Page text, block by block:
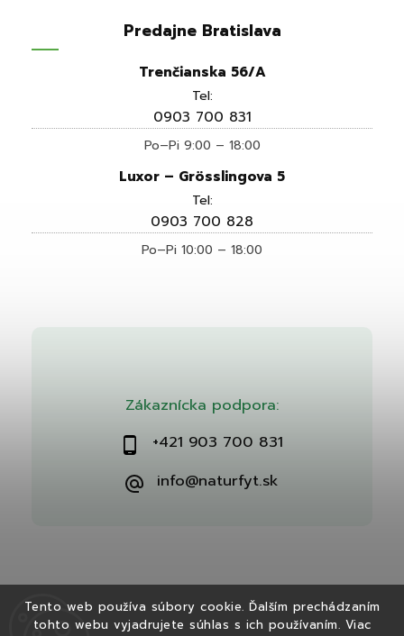
Tento web používa súbory cookie. Ďalším prechádzaním
tohto webu vyjadrujete súhlas s ich používaním. Viac
Zákaznícka podpora:
+421 903 700 831
info@naturfyt.sk
Predajne Bratislava
Trenčianska 56/A
Tel:
0903 700 831
Po–Pi 9:00 – 18:00
Luxor – Grösslingova 5
Tel:
0903 700 828
Po–Pi 10:00 – 18:00